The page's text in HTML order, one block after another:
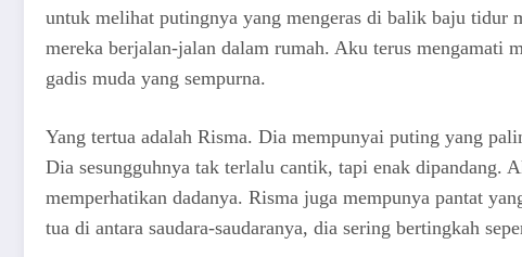
untuk melihat putingnya yang mengeras di balik baju tidur
mereka berjalan-jalan dalam rumah. Aku terus mengamati
gadis muda yang sempurna.
Yang tertua adalah Risma. Dia mempunyai puting yang
Dia sesungguhnya tak terlalu cantik, tapi enak dipandang.
memperhatikan dadanya. Risma juga mempunya pantat
tua di antara saudara-saudaranya, dia sering bertingkah